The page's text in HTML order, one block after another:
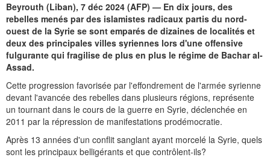
Beyrouth (Liban), 7 déc 2024 (AFP) — En dix jours, des
rebelles menés par des islamistes radicaux partis du nord-
ouest de la Syrie se sont emparés de dizaines de localités et
deux des principales villes syriennes lors d'une offensive
fulgurante qui fragilise de plus en plus le régime de Bachar al-
Assad.
Cette progression favorisée par l'effondrement de l'armée syrienne
devant l'avancée des rebelles dans plusieurs régions, représente
un tournant dans le cours de la guerre en Syrie, déclenchée en
2011 par la répression de manifestations prodémocratie.
Après 13 années d'un conflit sanglant ayant morcelé la Syrie, quels
sont les principaux belligérants et que contrôlent-ils?